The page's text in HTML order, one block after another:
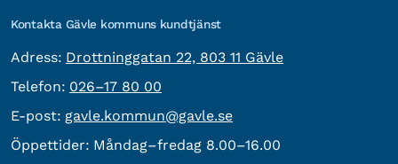
Kontakta Gävle kommuns kundtjänst
Adress: besöksadress:
Drottninggatan 22, 803 11 Gävle
Telefon: Telefon:
026–17 80 00
E-post: E-post:
gavle.kommun@gavle.se
Öppettider: Måndag–fredag 8.00–16.00